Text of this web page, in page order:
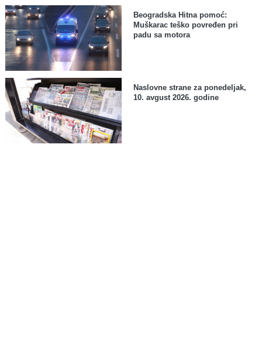
Beogradska Hitna pomoć:
Muškarac teško povređen pri
padu sa motora
Naslovne strane za ponedeljak,
10. avgust 2026. godine